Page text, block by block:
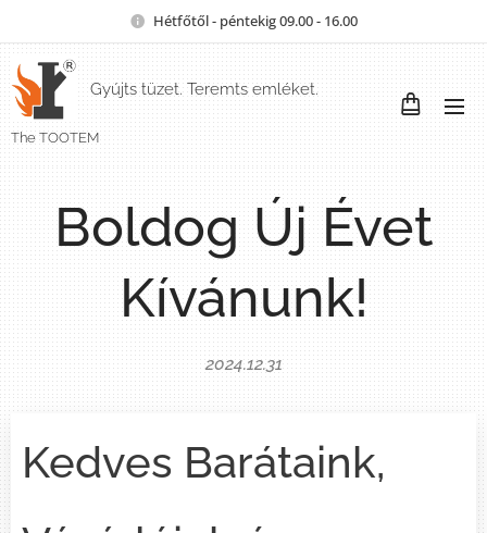
Hétfőtől - péntekig 09.00 - 16.00
Gyújts tüzet. Teremts emléket.
The TOOTEM
Boldog Új Évet
Kívánunk!
2024.12.31
Kedves Barátaink,